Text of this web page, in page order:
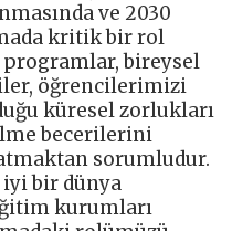
ve 2030
kritik bir rol
programlar, bireysel
öğrencilerimizi
küresel zorlukları
becerilerini
sorumludur.
bir dünya
kurumları